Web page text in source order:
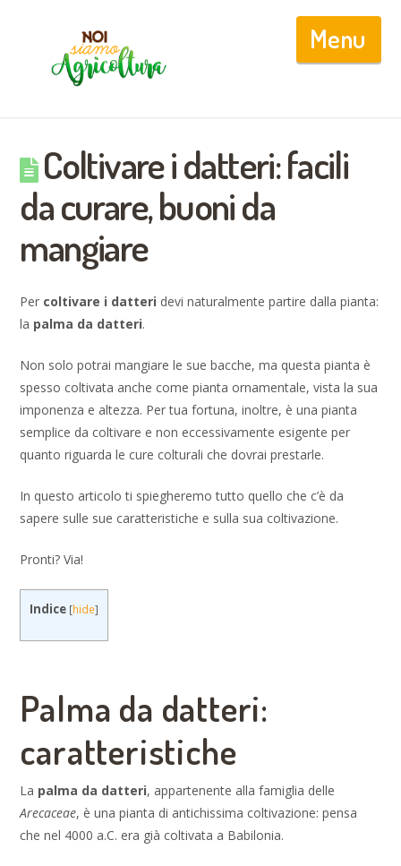
Coltivare i datteri: facili
da curare, buoni da
mangiare
Per coltivare i datteri devi naturalmente partire dalla pianta:
la palma da datteri.
Non solo potrai mangiare le sue bacche, ma questa pianta è
spesso coltivata anche come pianta ornamentale, vista la sua
imponenza e altezza. Per tua fortuna, inoltre, è una pianta
semplice da coltivare e non eccessivamente esigente per
quanto riguarda le cure colturali che dovrai prestarle.
In questo articolo ti spiegheremo tutto quello che c’è da
sapere sulle sue caratteristiche e sulla sua coltivazione.
Pronti? Via!
Indice [hide]
Palma da datteri:
caratteristiche
La palma da datteri, appartenente alla famiglia delle
Arecaceae, è una pianta di antichissima coltivazione: pensa
che nel 4000 a.C. era già coltivata a Babilonia.